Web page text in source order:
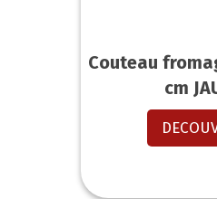
Couteau
cm